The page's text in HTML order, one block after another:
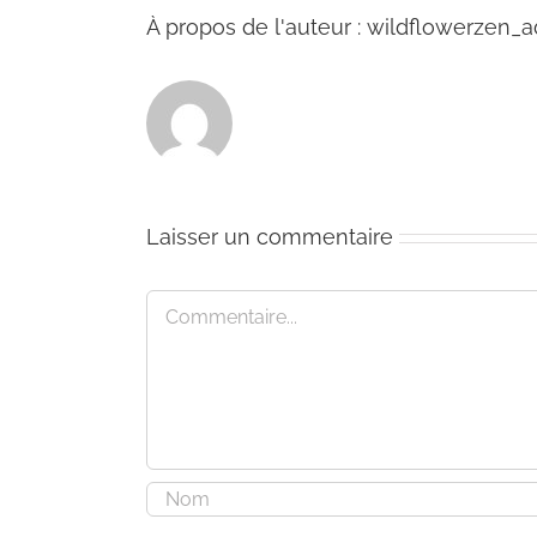
À propos de l'auteur :
Laisser un commentaire
Commentaire